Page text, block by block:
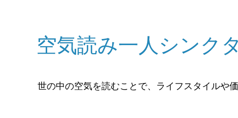
空気読み一人シンク
世の中の空気を読むことで、ライフスタイルや